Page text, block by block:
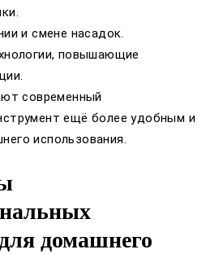
и смене насадок.
повышающие
современный
ещё более удобным и
использования.
домашнего